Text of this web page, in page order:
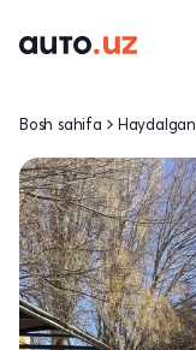
Bosh sahifa Haydalgan